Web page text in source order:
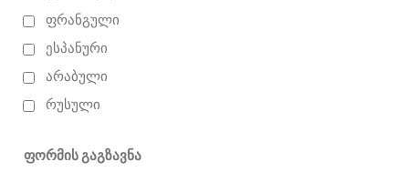
ფრანგული
ესპანური
არაბული
რუსული
ფორმის გაგზავნა